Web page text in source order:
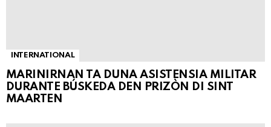
INTERNATIONAL
MARINIRNAN TA DUNA ASISTENSIA MILITAR
DURANTE BÚSKEDA DEN PRIZÒN DI SINT
MAARTEN